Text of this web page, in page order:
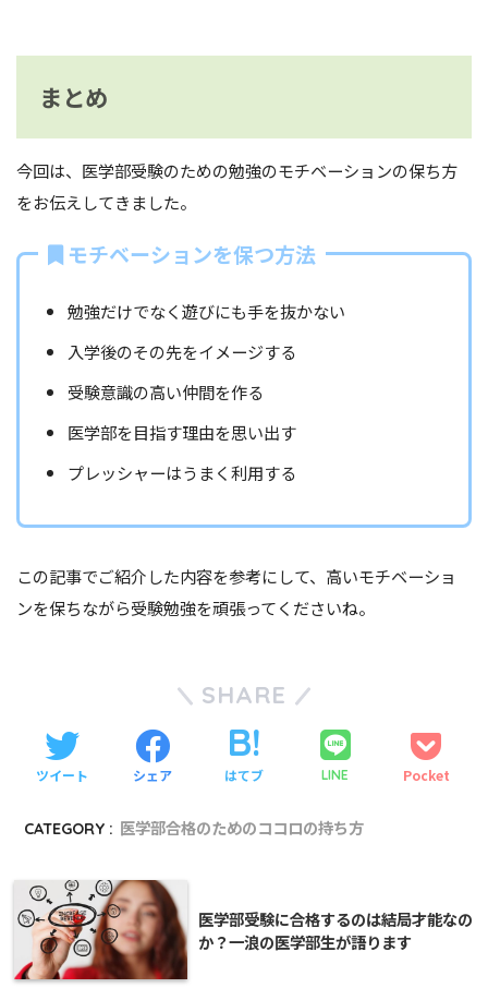
まとめ
今回は、医学部受験のための勉強のモチベーションの保ち方
をお伝えしてきました。
モチベーションを保つ方法
勉強だけでなく遊びにも手を抜かない
入学後のその先をイメージする
受験意識の高い仲間を作る
医学部を目指す理由を思い出す
プレッシャーはうまく利用する
この記事でご紹介した内容を参考にして、高いモチベーショ
ンを保ちながら受験勉強を頑張ってくださいね。
SHARE
ツイート シェア はてブ LINE Pocket
CATEGORY : 医学部合格のためのココロの持ち方
医学部受験に合格するのは結局才能なの
か？一浪の医学部生が語ります